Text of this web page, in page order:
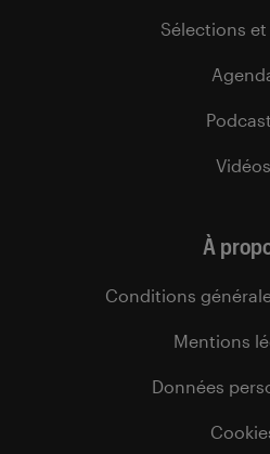
Sélections
Vidéos
À
Conditions
Mentions
Données